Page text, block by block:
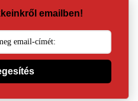
emailben!